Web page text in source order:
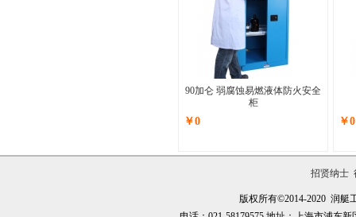
90加仑 弱腐蚀易燃液体防火安全
柜
￥0 ￥0
招贤纳士
版权所有©2014-2020 润艇